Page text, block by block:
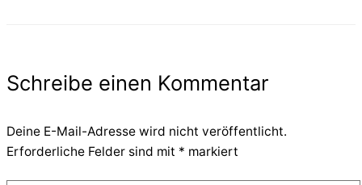
Schreibe einen Kommentar
Deine E-Mail-Adresse wird nicht veröffentlicht.
Erforderliche Felder sind mit * markiert